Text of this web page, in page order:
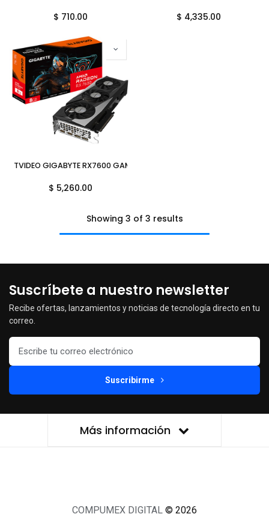
$ 710.00 $ 4,335.00
TVIDEO GIGABYTE RX7600 GAMING OC 8G GV-R76GAMING OC-
$ 5,260.00
Showing 3 of 3 results
Suscríbete a nuestro newsletter
Recibe ofertas, lanzamientos y noticias de tecnología directo en tu
correo.
Suscribirme
Más información
COMPUMEX DIGITAL © 2026